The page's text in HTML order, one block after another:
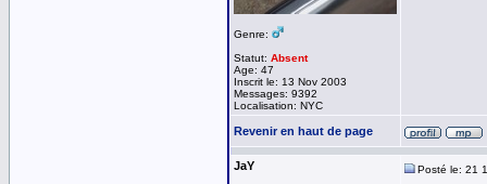
Genre:
Statut: Absent
Age: 47
Inscrit le: 13 Nov 2003
Messages: 9392
Localisation: NYC
Revenir en haut de page
JaY Posté le: 21